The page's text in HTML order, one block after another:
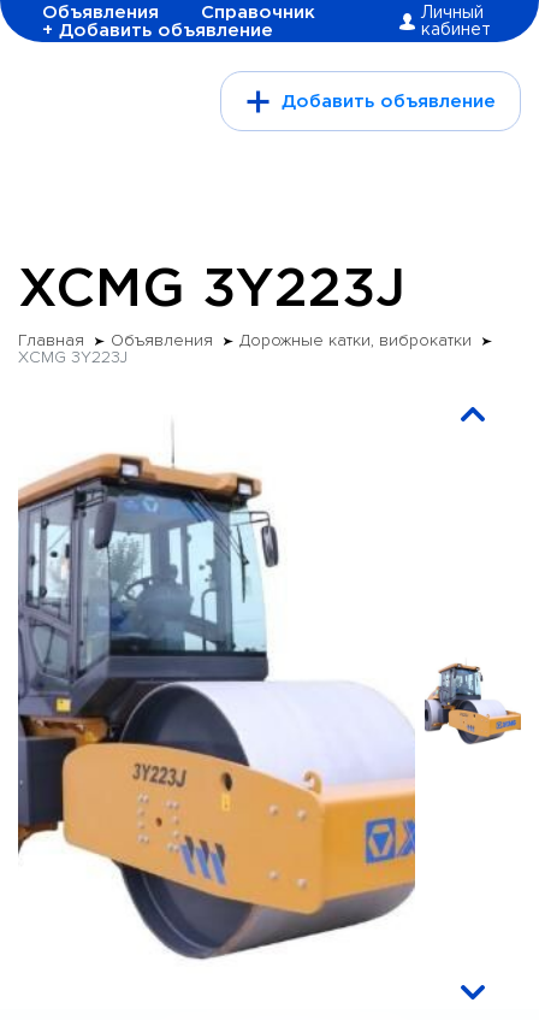
Объявления
Справочник
+ Добавить объявление
Личный
кабинет
Добавить объявление
XCMG 3Y223J
Главная Объявления
Дорожные катки, виброкатки
XCMG 3Y223J